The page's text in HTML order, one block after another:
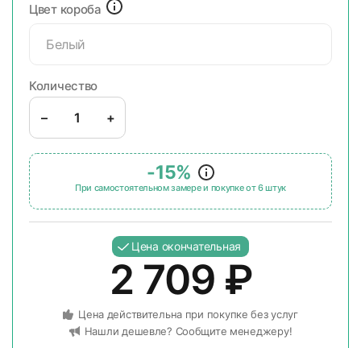
Цвет короба
Белый
Количество
– +
-15%
При самостоятельном замере и покупке от 6 штук
Цена окончательная
2 709 ₽
Цена действительна при покупке без услуг
Нашли дешевле? Сообщите менеджеру!